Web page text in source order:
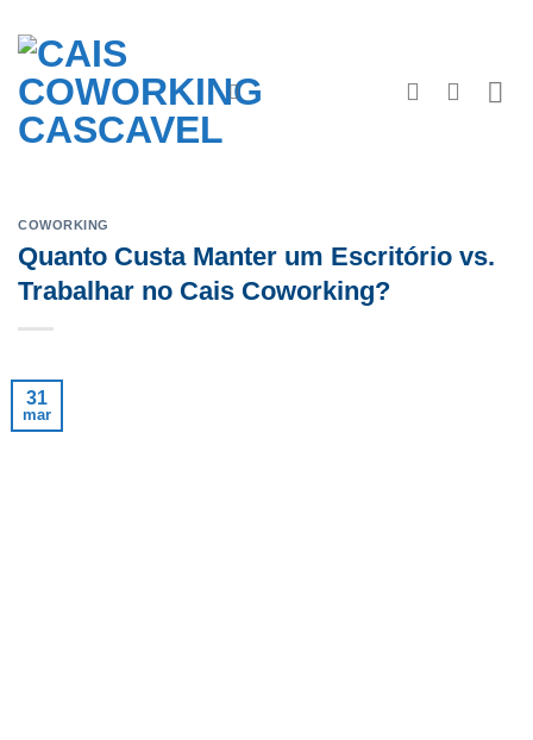
content
COWORKING
Quanto Custa Manter um Escritório vs.
Trabalhar no Cais Coworking?
31
mar